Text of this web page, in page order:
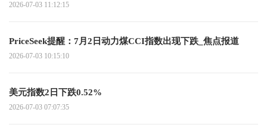
2026-07-03 11:12:15
PriceSeek提醒：7月2日动力煤CCI指数出现下跌_焦点报道
2026-07-03 10:15:10
美元指数2日下跌0.52%
2026-07-03 07:07:35